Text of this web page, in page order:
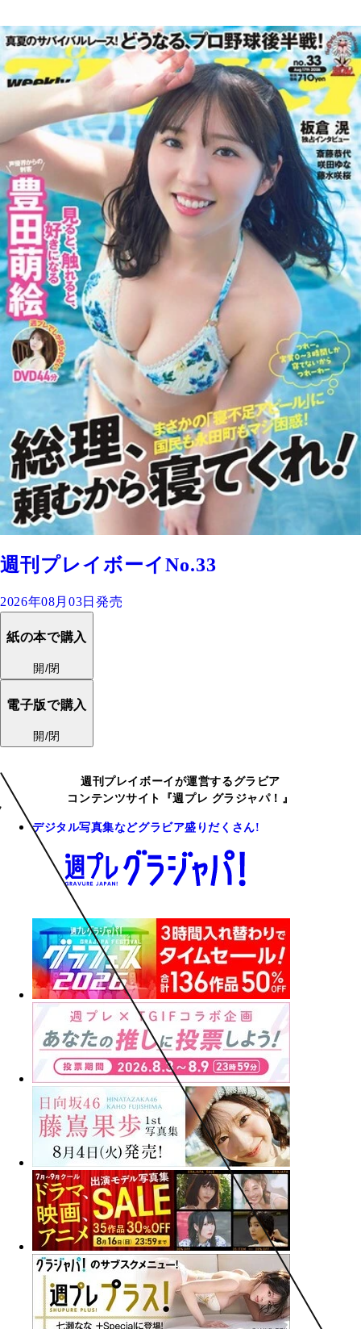
週刊プレイボーイNo.33
2026年08月03日発売
紙の本で購入
開/閉
電子版で購入
開/閉
週刊プレイボーイが運営するグラビア
コンテンツサイト『週プレ グラジャパ！』
デジタル写真集などグラビア盛りだくさん!